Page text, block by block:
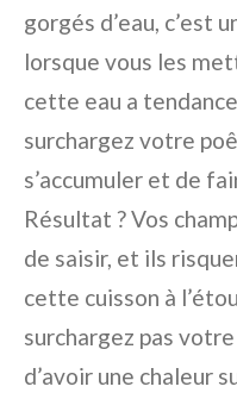
gorgés d’eau, c’est
lorsque vous les
cette eau a tendance
surchargez votre
s’accumuler et de
Résultat ? Vos
de saisir, et ils
cette cuisson à
surchargez pas
d’avoir une chaleur